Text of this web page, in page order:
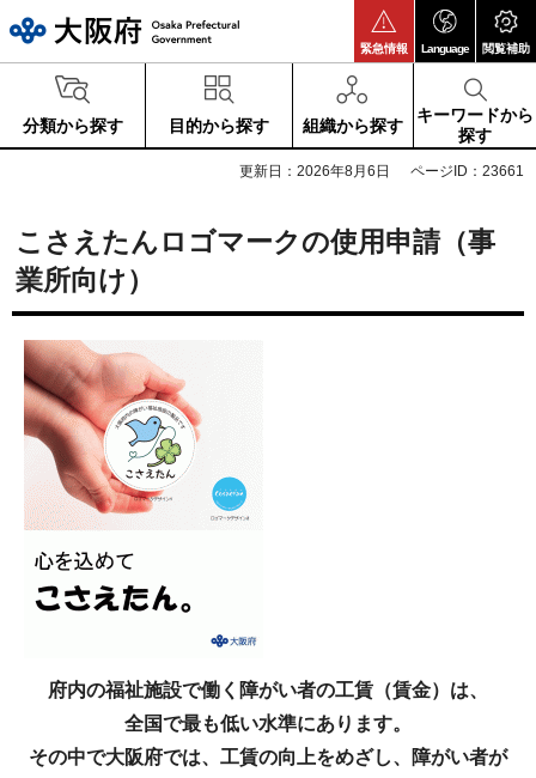
緊急情報 Language 閲覧補助
分類から探す 目的から探す 組織から探す
キーワードから
探す
更新日：2026年8月6日 ページID：23661
こさえたんロゴマークの使用申請（事
業所向け）
府内の福祉施設で働く障がい者の工賃（賃金）は、
全国で最も低い水準にあります。
その中で大阪府では、工賃の向上をめざし、障がい者が